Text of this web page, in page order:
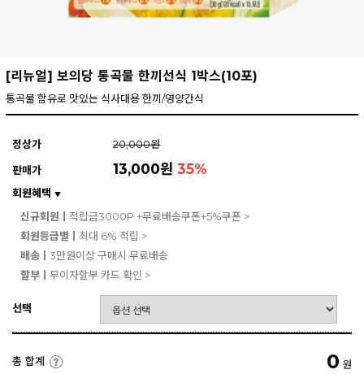
[리뉴얼] 보의당 통곡물 한끼선식 1박스(10포)
통곡물 함유로 맛있는 식사대용 한끼/영양간식
정상가
20,000원
판매가
13,000원35%
회원혜택 ▼
신규회원ㅣ 적립금3000P +무료배송쿠폰+5%쿠폰 >
회원등급별ㅣ 최대 6% 적립 >
배송ㅣ 3만원이상 구매시 무료배송
할부ㅣ 무이자할부 카드 확인 >
선택
총 합계 0 원